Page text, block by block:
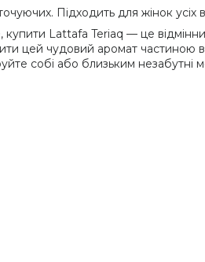
Підходить для жінок усіх
Lattafa Teriaq — це
цей чудовий аромат
собі або близьким незабутні